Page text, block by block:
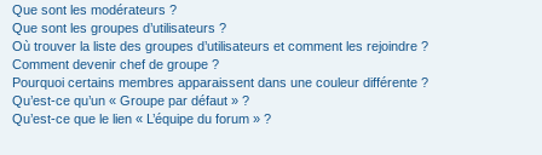
Que sont les modérateurs ?
Que sont les groupes d’utilisateurs ?
Où trouver la liste des groupes d’utilisateurs et comment les rejoindre ?
Comment devenir chef de groupe ?
Pourquoi certains membres apparaissent dans une couleur différente ?
Qu’est-ce qu’un « Groupe par défaut » ?
Qu’est-ce que le lien « L’équipe du forum » ?